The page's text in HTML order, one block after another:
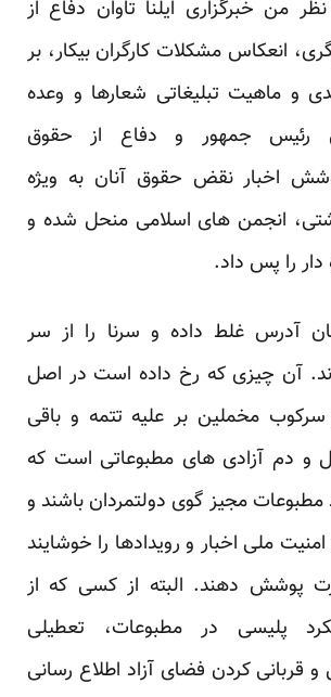
من خبرگزاری ایلنا تاوان دفاع از
انعکاس مشکلات کارگران بیکار، بر
و ماهیت تبلیغاتی شعارها و وعده
رئیس جمهور و دفاع از حقوق
اخبار نقض حقوق آنان به ویژه
انجمن های اسلامی منحل شده و
دار را پس داد.
آدرس غلط داده و سرنا را از سر
آن چیزی که رخ داده است در اصل
سرکوب مخملین بر علیه تتمه و باقی
و دم آزادی های مطبوعاتی است که
مجیز گوی دولتمردان باشند و
ملی اخبار و رویدادها را خوشایند
پوشش دهند. البته از کسی که از
پلیسی در مطبوعات، تعطیلی
قربانی کردن فضای آزاد اطلاع رسانی